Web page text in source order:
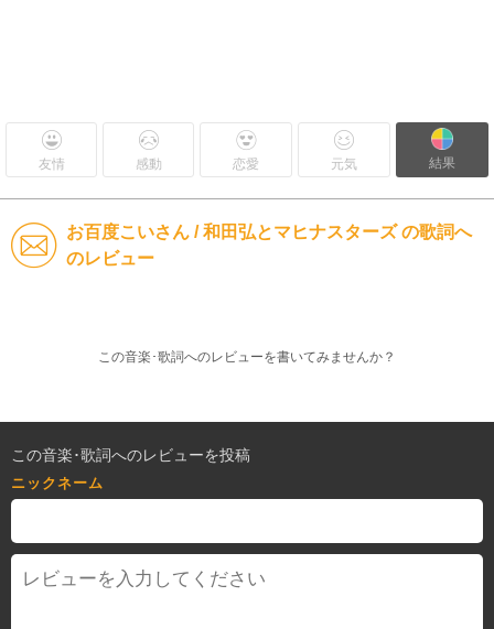
友情 感動 恋愛 元気 結果
お百度こいさん / 和田弘とマヒナスターズ の歌詞へ
のレビュー
この音楽･歌詞へのレビューを書いてみませんか？
この音楽･歌詞へのレビューを投稿
ニックネーム